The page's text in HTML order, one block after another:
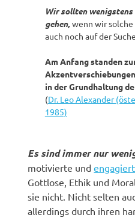
Wir sollten
gehen,wenn wir solche
auch noch auf der
Am Anfang standen
Akzentverschiebungen
in der Grundhaltung
(Dr. Leo Alexander
1985)
Es sind immer nur
motivierte und
Gottlose, Ethik und
sie nicht. Nicht selten
allerdings durch ihren